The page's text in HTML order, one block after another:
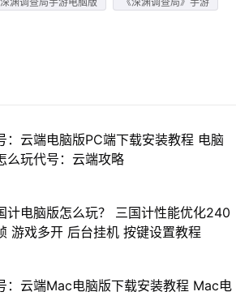
：云端电脑版PC端下载安装教程 电脑
么玩代号：云端攻略
计电脑版怎么玩？ 三国计性能优化240
游戏多开 后台挂机 按键设置教程
：云端Mac电脑版下载安装教程 Mac电